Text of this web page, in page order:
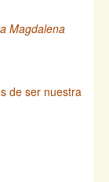
Magdalena
de ser nuestra